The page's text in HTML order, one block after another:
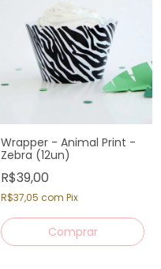
Wrapper - Animal Print -
Zebra (12un)
R$39,00
R$37,05 com Pix